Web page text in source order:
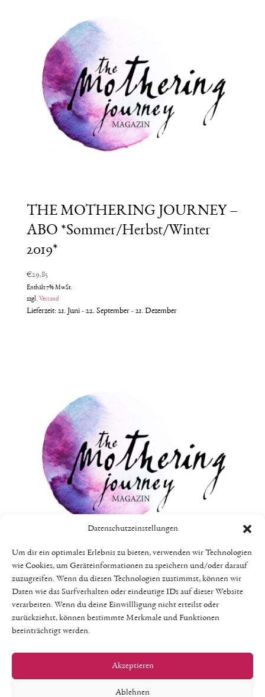
Datenschutzeinstellungen
Um dir ein optimales Erlebnis zu bieten, verwenden wir Technologien
wie Cookies, um Geräteinformationen zu speichern und/oder darauf
zuzugreifen. Wenn du diesen Technologien zustimmst, können wir
Daten wie das Surfverhalten oder eindeutige IDs auf dieser Website
verarbeiten. Wenn du deine Einwillligung nicht erteilst oder
zurückziehst, können bestimmte Merkmale und Funktionen
beeinträchtigt werden.
Akzeptieren
Ablehnen
THE MOTHERING JOURNEY –
ABO *Sommer/Herbst/Winter
2019*
€29,85
Enthält 7% MwSt.
zzgl. Versand
Lieferzeit: 21. Juni - 22. September - 21. Dezember
THE MOTHERING JOURNEY –
ABO *Herbst/Winter 2019*
€19,90
zzgl.Versand